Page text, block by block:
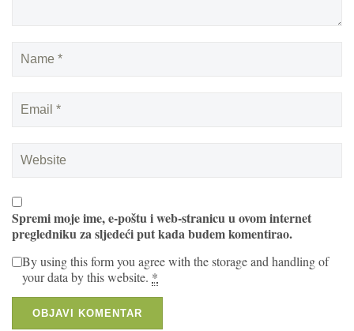
Spremi moje ime, e-poštu i web-stranicu u ovom internet
pregledniku za sljedeći put kada budem komentirao.
By using this form you agree with the storage and handling of
your data by this website. *